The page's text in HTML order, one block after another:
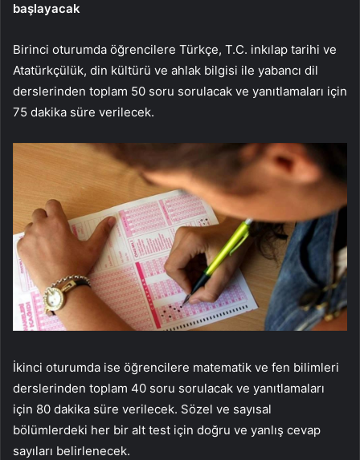
başlayacak
Birinci oturumda öğrencilere Türkçe, T.C. inkılap tarihi ve
Atatürkçülük, din kültürü ve ahlak bilgisi ile yabancı dil
derslerinden toplam 50 soru sorulacak ve yanıtlamaları için
75 dakika süre verilecek.
İkinci oturumda ise öğrencilere matematik ve fen bilimleri
derslerinden toplam 40 soru sorulacak ve yanıtlamaları
için 80 dakika süre verilecek. Sözel ve sayısal
bölümlerdeki her bir alt test için doğru ve yanlış cevap
sayıları belirlenecek.